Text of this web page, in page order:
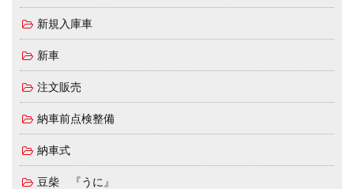
新規入庫車
新車
注文販売
納車前点検整備
納車式
豆柴 『うに』